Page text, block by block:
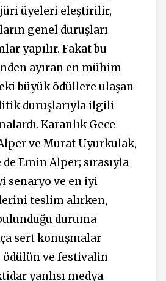
üyeleri eleştirilir,
genel duruşları
yapılır. Fakat bu
ayıran en mühim
büyük ödüllere ulaşan
duruşlarıyla ilgili
Karanlık Gece
ve Murat Uyurkulak,
Emin Alper; sırasıyla
senaryo ve en iyi
teslim alırken,
duruma
sert konuşmalar
ödülün ve festivalin
yanlısı medya